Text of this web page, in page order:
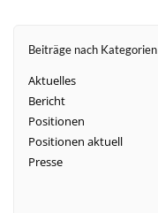
Beiträge nach Kategorien
Aktuelles
Bericht
Positionen
Positionen aktuell
Presse